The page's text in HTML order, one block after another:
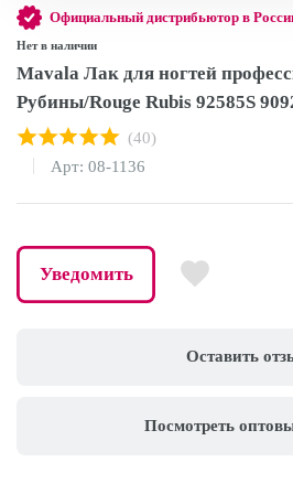
Оставить
Посмотреть
Официальный дистрибьютор в
Нет в наличии
Mavala Лак для ногтей
Рубины/Rouge Rubis 92585S
(40)
Арт: 08-1136
Уведомить